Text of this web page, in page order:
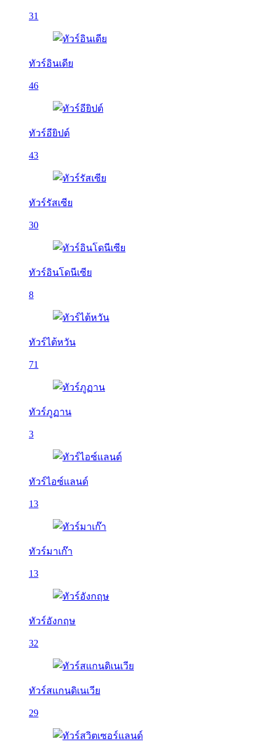
31
ทัวร์อินเดีย
46
ทัวร์อียิปต์
43
ทัวร์รัสเซีย
30
ทัวร์อินโดนีเซีย
8
ทัวร์ไต้หวัน
71
ทัวร์ภูฏาน
3
ทัวร์ไอซ์แลนด์
13
ทัวร์มาเก๊า
13
ทัวร์อังกฤษ
32
ทัวร์สแกนดิเนเวีย
29